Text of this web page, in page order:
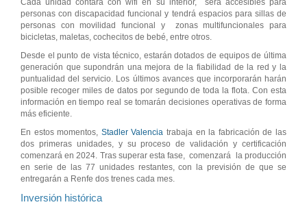
Cada unidad contará con wifi en su interior, será accesibles para
personas con discapacidad funcional y tendrá espacios para sillas de
personas con movilidad funcional y zonas multifuncionales para
bicicletas, maletas, cochecitos de bebé, entre otros.
Desde el punto de vista técnico, estarán dotados de equipos de última
generación que supondrán una mejora de la fiabilidad de la red y la
puntualidad del servicio. Los últimos avances que incorporarán harán
posible recoger miles de datos por segundo de toda la flota. Con esta
información en tiempo real se tomarán decisiones operativas de forma
más eficiente.
En estos momentos, Stadler Valencia trabaja en la fabricación de las
dos primeras unidades, y su proceso de validación y certificación
comenzará en 2024. Tras superar esta fase, comenzará la producción
en serie de las 77 unidades restantes, con la previsión de que se
entregarán a Renfe dos trenes cada mes.
Inversión histórica